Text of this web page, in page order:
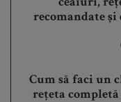
recomandate
Cum să faci un
rețeta